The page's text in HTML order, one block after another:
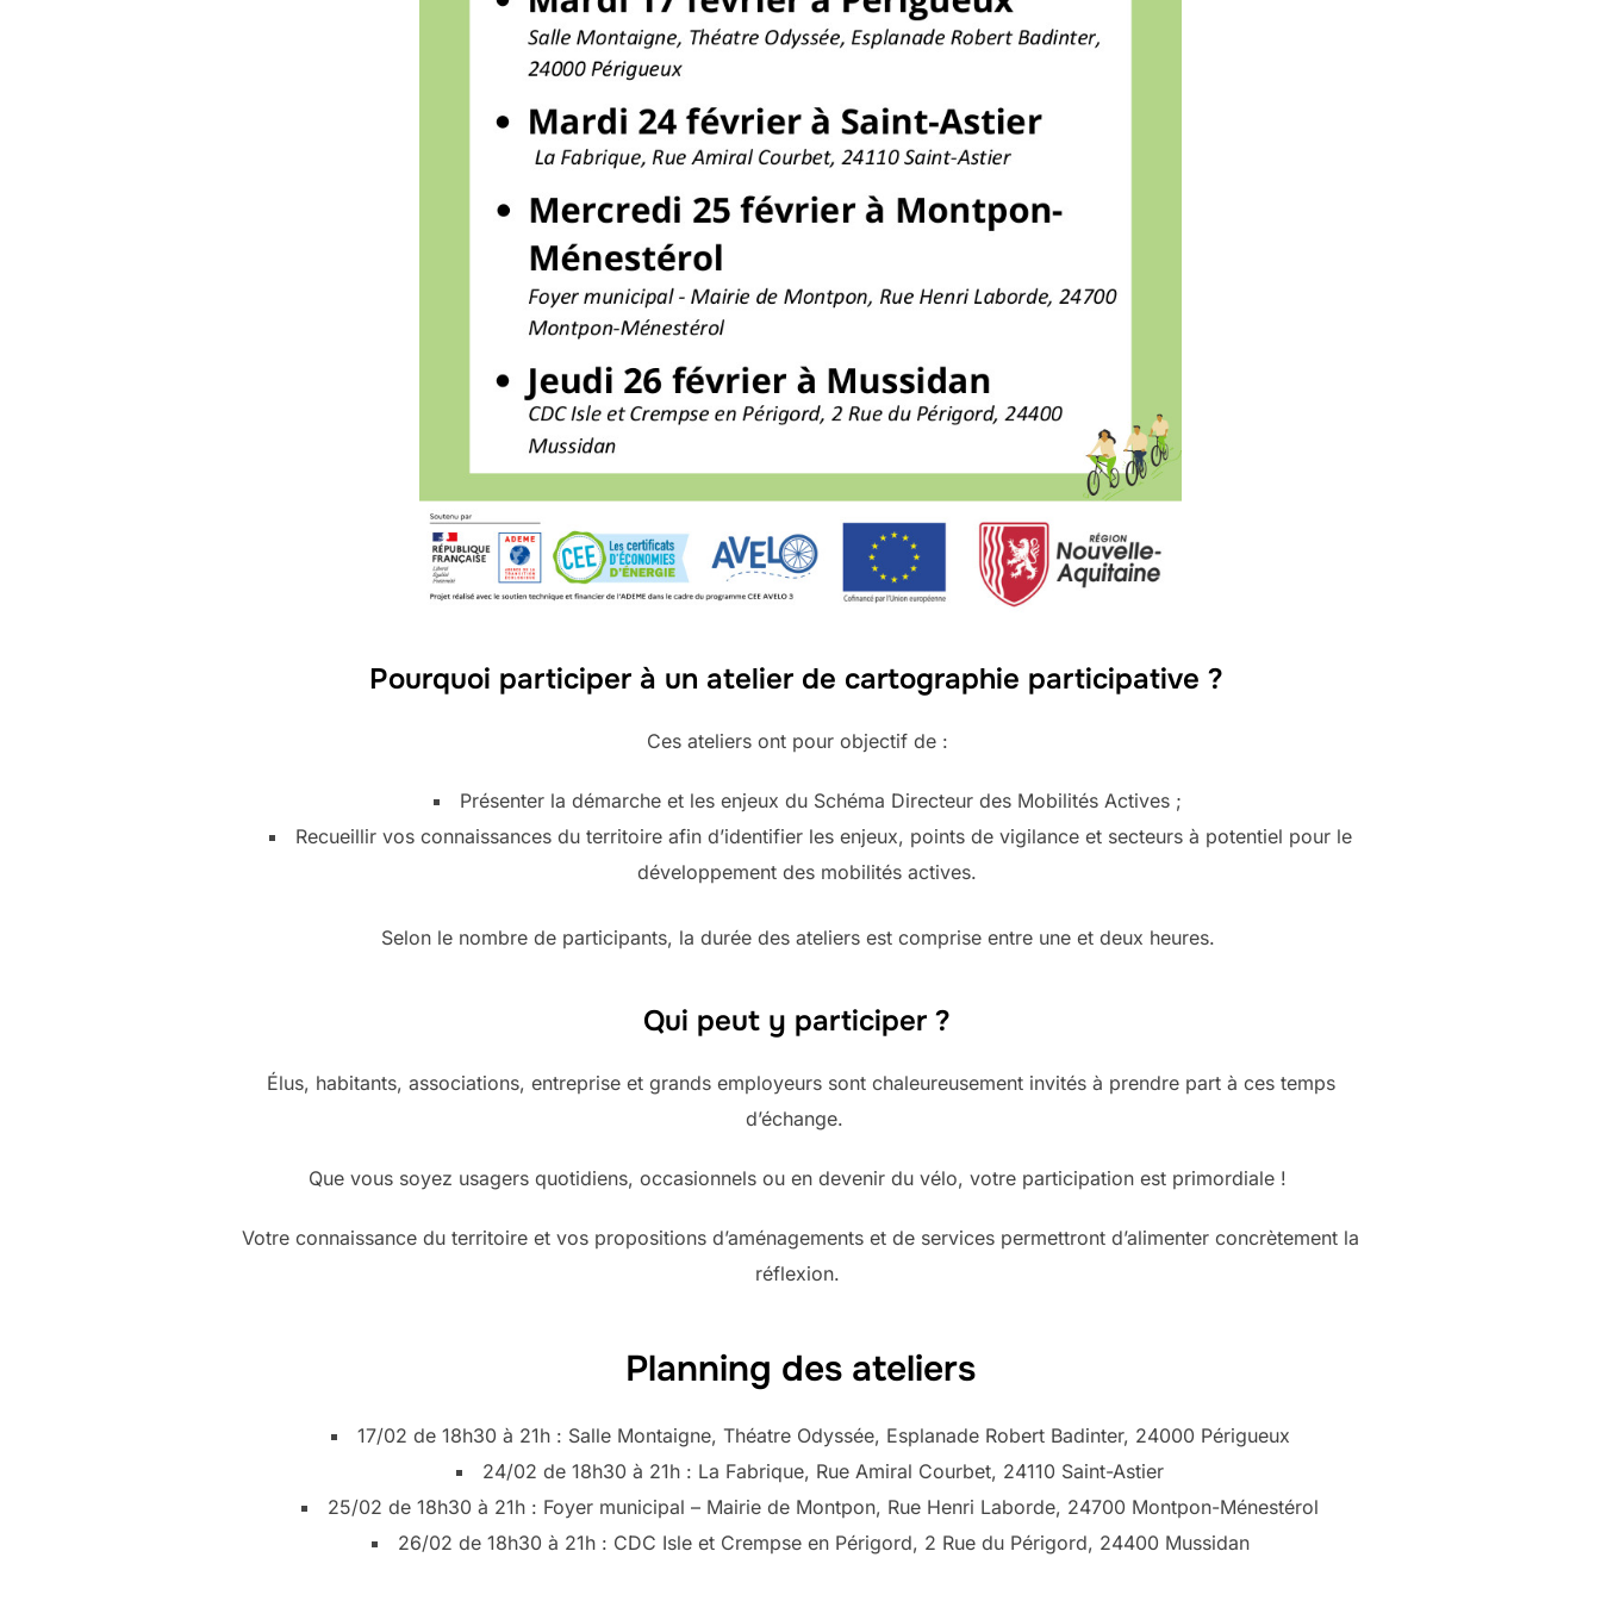
Pourquoi participer à un atelier de cartographie participative ?
Ces ateliers ont pour objectif de :
Présenter la démarche et les enjeux du Schéma Directeur des Mobilités Actives ;
Recueillir vos connaissances du territoire afin d’identifier les enjeux, points de vigilance et secteurs à potentiel pour le
développement des mobilités actives.
Selon le nombre de participants, la durée des ateliers est comprise entre une et deux heures.
Qui peut y participer ?
Élus, habitants, associations, entreprise et grands employeurs sont chaleureusement invités à prendre part à ces temps
d’échange.
Que vous soyez usagers quotidiens, occasionnels ou en devenir du vélo, votre participation est primordiale !
Votre connaissance du territoire et vos propositions d’aménagements et de services permettront d’alimenter concrètement la
réflexion.
Planning des ateliers
17/02 de 18h30 à 21h : Salle Montaigne, Théatre Odyssée, Esplanade Robert Badinter, 24000 Périgueux
24/02 de 18h30 à 21h : La Fabrique, Rue Amiral Courbet, 24110 Saint-Astier
25/02 de 18h30 à 21h : Foyer municipal – Mairie de Montpon, Rue Henri Laborde, 24700 Montpon-Ménestérol
26/02 de 18h30 à 21h : CDC Isle et Crempse en Périgord, 2 Rue du Périgord, 24400 Mussidan